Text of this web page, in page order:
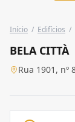
Início / Edifícios /
BELA CITTÀ
Rua 1901, nº